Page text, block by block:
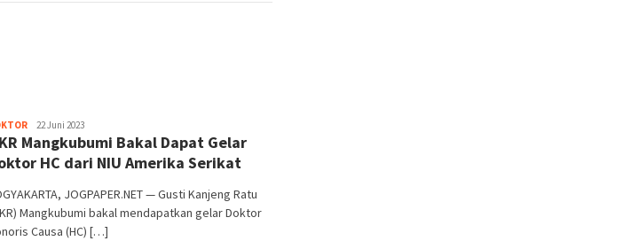
Heri
Purwata
22 Juni 2023
Mangkubumi Bakal Dapat Gelar
HC dari NIU Amerika Serikat
JOGPAPER.NET — Gusti Kanjeng Ratu
Mangkubumi bakal mendapatkan gelar Doktor
Causa (HC) […]